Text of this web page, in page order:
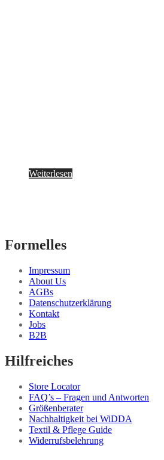
Weiterlesen
Formelles
Impressum
About Us
AGBs
Datenschutzerklärung
Kontakt
Jobs
B2B
Hilfreiches
Store Locator
FAQ’s – Fragen und Antworten
Größenberater
Nachhaltigkeit bei WiDDA
Textil & Pflege Guide
Widerrufsbelehrung